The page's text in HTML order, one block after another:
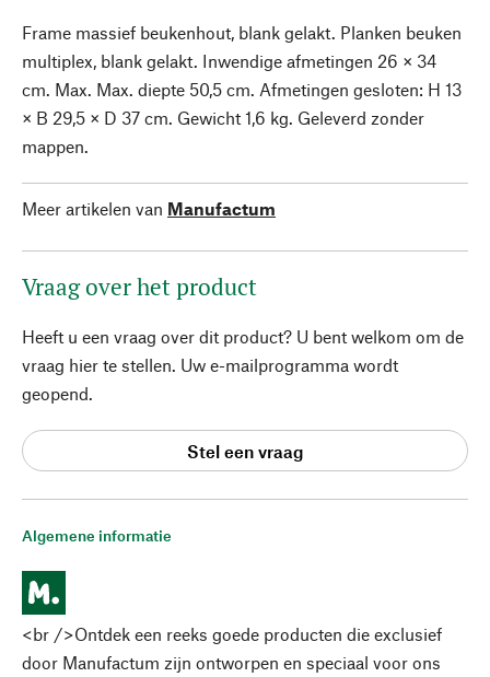
Algemene informatie
<br />Ontdek een reeks goede producten die exclusief
door Manufactum zijn ontworpen en speciaal voor ons
Frame massief beukenhout, blank gelakt. Planken beuken
multiplex, blank gelakt. Inwendige afmetingen 26 × 34
cm. Max. Max. diepte 50,5 cm. Afmetingen gesloten: H 13
× B 29,5 × D 37 cm. Gewicht 1,6 kg. Geleverd zonder
mappen.
Meer artikelen van Manufactum
Vraag over het product
Heeft u een vraag over dit product? U bent welkom om de
vraag hier te stellen. Uw e-mailprogramma wordt
geopend.
Stel een vraag